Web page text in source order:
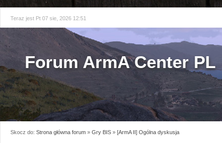
Teraz jest Pt 07 sie, 2026 12:51
Forum ArmA Center PL
Skocz do: Strona główna forum » Gry BIS » [ArmA II] Ogólna dyskusja